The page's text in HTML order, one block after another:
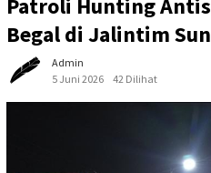
Patroli Hunting
Begal di Jalintim
Admin
5 Juni 2026
42 Dilihat